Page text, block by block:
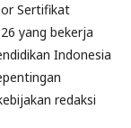
Sertifikat
yang bekerja
Indonesia
redaksi